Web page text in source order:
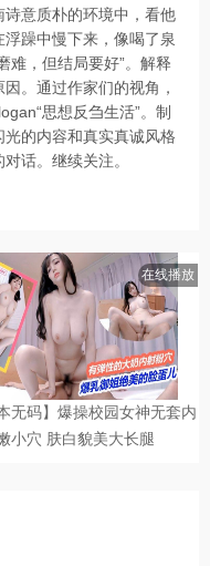
意质朴的环境中，看他
躁中慢下来，像喝了泉
难，但结局要好”。解释
。通过作家们的视角，
思想反刍生活”。制
的内容和真实真诚风格
话。继续关注。